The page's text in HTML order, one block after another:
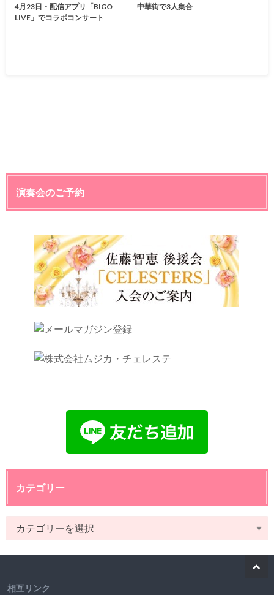
4月23日・配信アプリ「BIGO
LIVE」でコラボコンサート
中華街で3人集合
演奏会のご予約
カテゴリー
相互リンク